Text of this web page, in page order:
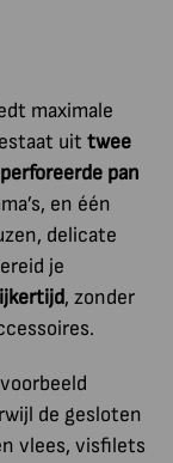
maximale
uit twee
pan
en één
delicate
je
, zonder
de gesloten
vlees, visfilets